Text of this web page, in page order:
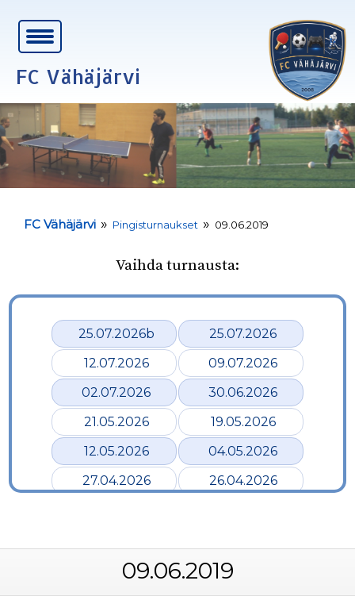
FC Vähäjärvi
FC Vähäjärvi » Pingisturnaukset » 09.06.2019
Vaihda turnausta:
25.07.2026b
25.07.2026
12.07.2026
09.07.2026
02.07.2026
30.06.2026
21.05.2026
19.05.2026
12.05.2026
04.05.2026
27.04.2026
26.04.2026
28.03.2026
24.03.2026
09.06.2019